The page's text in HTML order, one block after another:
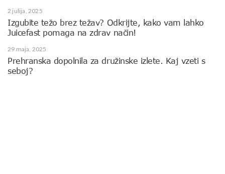
2 julija, 2025
Izgubite težo brez težav? Odkrijte, kako vam lahko
Juicefast pomaga na zdrav način!
29 maja, 2025
Prehranska dopolnila za družinske izlete. Kaj vzeti s
seboj?